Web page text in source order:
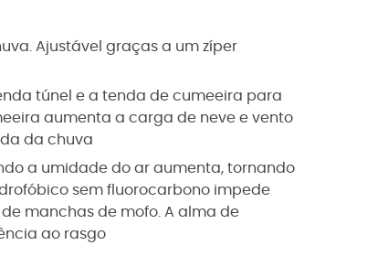
Ajustável graças a um zíper
túnel e a tenda de cumeeira para
aumenta a carga de neve e vento
da chuva
a umidade do ar aumenta, tornando
sem fluorocarbono impede
manchas de mofo. A alma de
ao rasgo